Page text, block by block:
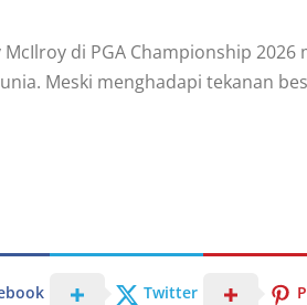
di PGA Championship
Meski menghadapi tekanan
Twitter